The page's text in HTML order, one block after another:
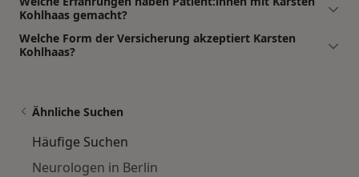
Kohlhaas gemacht?
Welche Form der Versicherung akzeptiert Karsten
Kohlhaas?
Ähnliche Suchen
Häufige Suchen
Neurologen in Berlin